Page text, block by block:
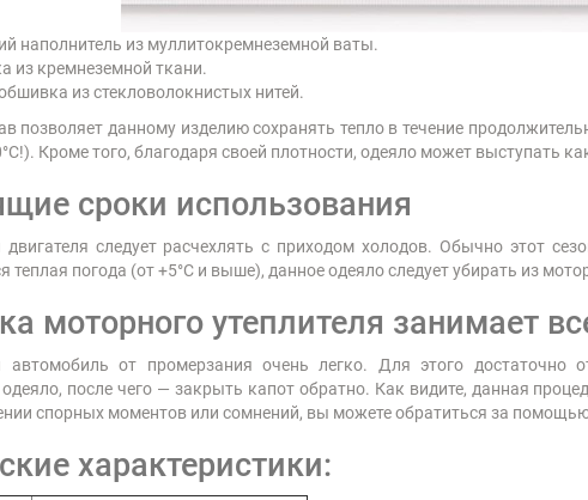
наполнитель из муллитокремнеземной ваты.
из кремнеземной ткани.
из стекловолокнистых нитей.
позволяет данному изделию сохранять тепло в течение
Кроме того, благодаря своей плотности, одеяло может выступать
сроки использования
двигателя следует расчехлять с приходом холодов. Обычно этот
теплая погода (от +5°С и выше), данное одеяло следует убирать из
моторного утеплителя занимает
от промерзания очень легко. Для этого достаточно
после чего — закрыть капот обратно. Как видите, данная
спорных моментов или сомнений, вы можете обратиться за
характеристики: